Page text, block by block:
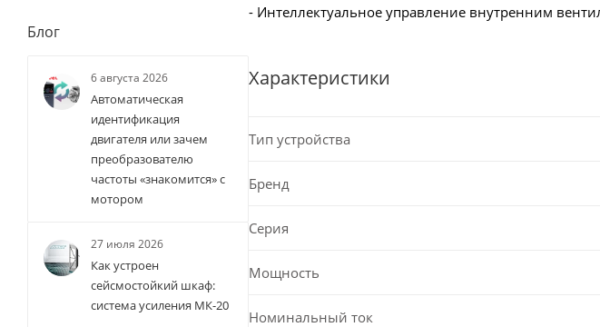
- Интеллектуальное управление внутренним
Характеристики
Тип устройства
Бренд
Серия
Мощность
Номинальный ток
Блог
6 августа 2026
Автоматическая
идентификация
двигателя или зачем
преобразователю
частоты «знакомится» с
мотором
27 июля 2026
Как устроен
сейсмостойкий шкаф:
система усиления МК-20